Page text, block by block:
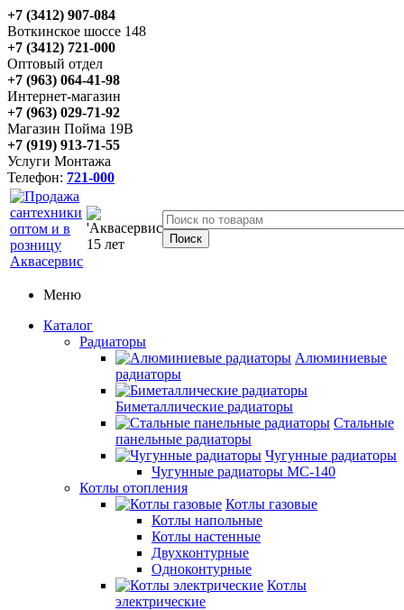
+7 (3412) 907-084
Воткинское шоссе 148
+7 (3412) 721-000
Оптовый отдел
+7 (963) 064-41-98
Интернет-магазин
+7 (963) 029-71-92
Магазин Пойма 19В
+7 (919) 913-71-55
Услуги Монтажа
Телефон: 721-000
Меню
Каталог
Радиаторы
Алюминиевые
радиаторы
Биметаллические радиаторы
Стальные
панельные радиаторы
Чугунные радиаторы
Чугунные радиаторы МС-140
Котлы отопления
Котлы газовые
Котлы напольные
Котлы настенные
Двухконтурные
Одноконтурные
Котлы
электрические